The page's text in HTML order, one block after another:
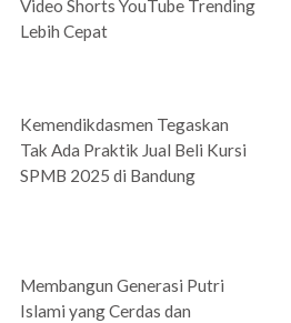
Video Shorts YouTube Trending
Lebih Cepat
Kemendikdasmen Tegaskan
Tak Ada Praktik Jual Beli Kursi
SPMB 2025 di Bandung
Membangun Generasi Putri
Islami yang Cerdas dan